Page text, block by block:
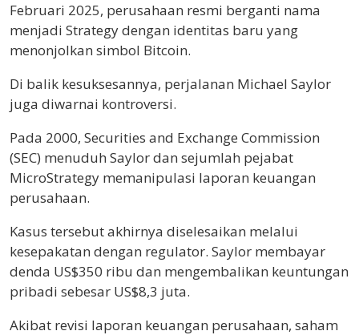
Februari 2025, perusahaan resmi berganti nama
menjadi Strategy dengan identitas baru yang
menonjolkan simbol Bitcoin.
Di balik kesuksesannya, perjalanan Michael Saylor
juga diwarnai kontroversi.
Pada 2000, Securities and Exchange Commission
(SEC) menuduh Saylor dan sejumlah pejabat
MicroStrategy memanipulasi laporan keuangan
perusahaan.
Kasus tersebut akhirnya diselesaikan melalui
kesepakatan dengan regulator. Saylor membayar
denda US$350 ribu dan mengembalikan keuntungan
pribadi sebesar US$8,3 juta.
Akibat revisi laporan keuangan perusahaan, saham